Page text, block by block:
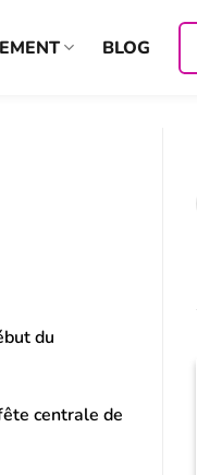
BLOG
du
centrale de